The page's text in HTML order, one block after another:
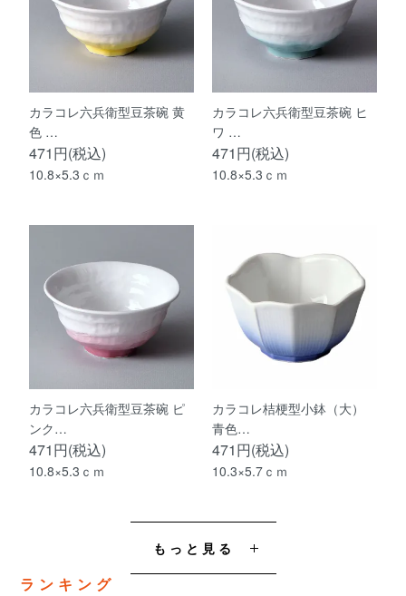
カラコレ六兵衛型豆茶碗 黄
色 …
471円(税込)
10.8×5.3ｃｍ
カラコレ六兵衛型豆茶碗 ヒ
ワ …
471円(税込)
10.8×5.3ｃｍ
カラコレ六兵衛型豆茶碗 ピ
ンク…
471円(税込)
10.8×5.3ｃｍ
カラコレ桔梗型小鉢（大）
青色…
471円(税込)
10.3×5.7ｃｍ
もっと見る
ランキング